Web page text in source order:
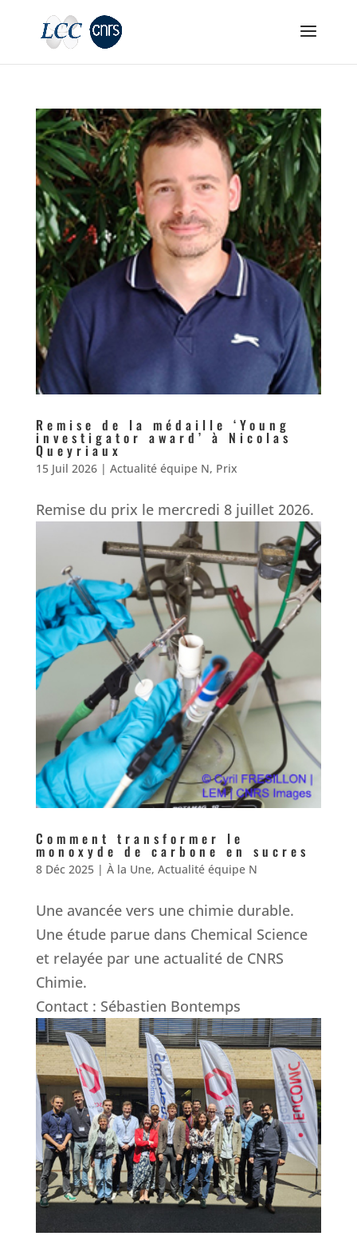
Remise de la médaille ‘Young
investigator award’ à Nicolas
Queyriaux
15 Juil 2026| Actualité équipe N, Prix
Remise du prix le mercredi 8 juillet 2026.
Comment transformer le
monoxyde de carbone en sucres
8 Déc 2025| À la Une, Actualité équipe N
Une avancée vers une chimie durable.
Une étude parue dans Chemical Science
et relayée par une actualité de CNRS
Chimie.
Contact : Sébastien Bontemps